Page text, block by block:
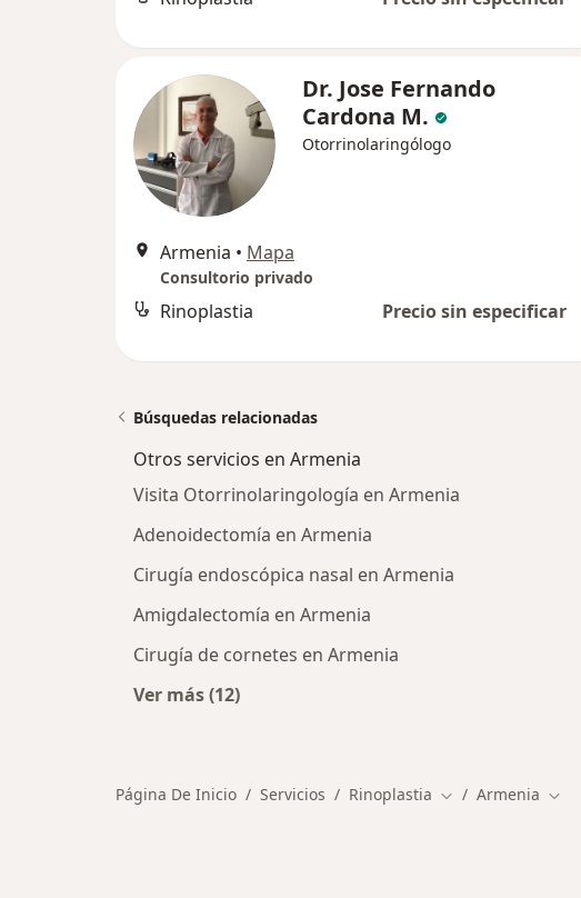
Dr. Jose Fernando
Cardona M.
Otorrinolaringólogo
Armenia • Mapa
Consultorio privado
Rinoplastia Precio sin especificar
Búsquedas relacionadas
Otros servicios en Armenia
Visita Otorrinolaringología en Armenia
Adenoidectomía en Armenia
Cirugía endoscópica nasal en Armenia
Amigdalectomía en Armenia
Cirugía de cornetes en Armenia
Ver más (12)
Página De Inicio Servicios Rinoplastia Cambiar de ciudad
Armenia